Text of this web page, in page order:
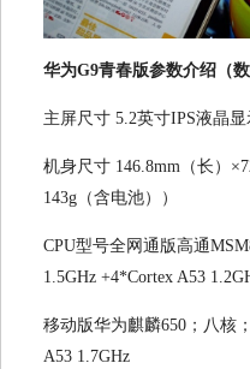
华为G9青春版参数介绍（
主屏尺寸 5.2英寸IPS液晶显
机身尺寸 146.8mm（长）
143g（含电池））
CPU型号全网通版高通
1.5GHz +4*Cortex A53
移动版华为麒麟650；八核
A53 1.7GHz